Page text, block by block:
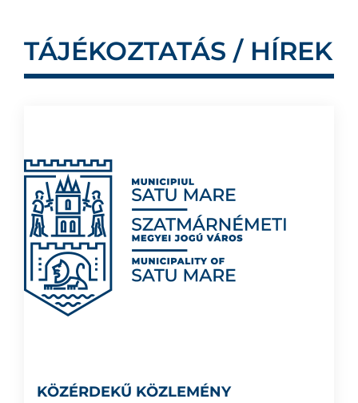
TÁJÉKOZTATÁS / HÍREK
KÖZÉRDEKŰ KÖZLEMÉNY